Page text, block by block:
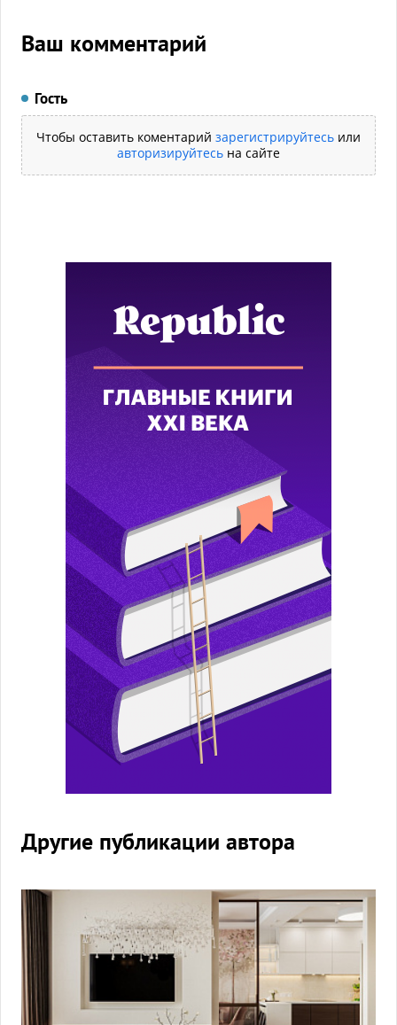
Ваш комментарий
Гость
Чтобы оставить коментарий зарегистрируйтесь или
авторизируйтесь на сайте
Другие публикации автора